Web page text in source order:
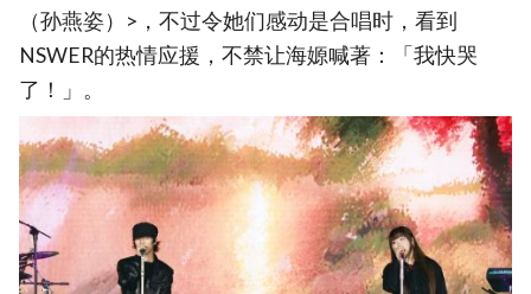
（孙燕姿）>，不过令她们感动是合唱时，看到
NSWER的热情应援，不禁让海嫄喊著：「我快哭
了！」。